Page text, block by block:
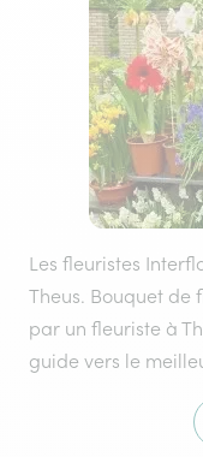
Les fleuristes
Theus. Bouquet de
par un fleuriste à
guide vers le